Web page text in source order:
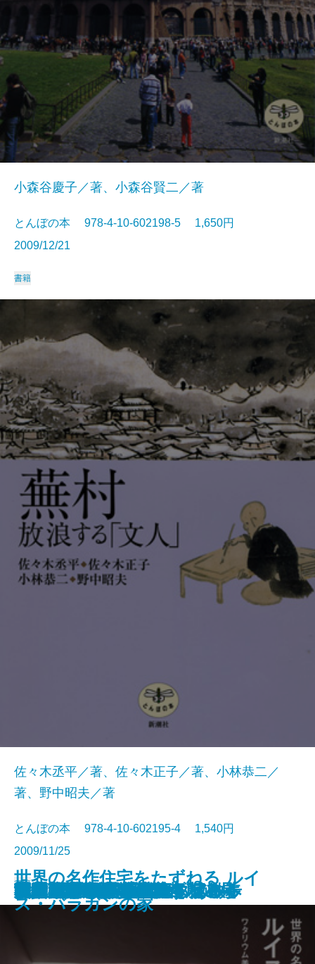
白洲正子 祈りの道
反骨の画家 河鍋暁斎
画家たちの「戦争」
池波正太郎と歩く京都
韓国の美しいもの
神の木―いける・たずねる―
利休入門
カラヴァッジョ巡礼
ローマ古代散歩
小森谷慶子／著、小森谷賢二／著
とんぼの本 978-4-10-602198-5 1,650円
2009/12/21
書籍
蕪村 放浪する「文人」
佐々木丞平／著、佐々木正子／著、小林恭二／
著、野中昭夫／著
とんぼの本 978-4-10-602195-4 1,540円
2009/11/25
書籍
世界の名作住宅をたずねる ルイ
ス・バラガンの家
決定版 一生ものの台所道具
太宰治と旅する津軽
須賀敦子が歩いた道
古伊万里 磁器のパラダイス
荒木経惟 トーキョー・アルキ
沖縄染織王国へ
台北 國立故宮博物院を極める
沖縄 琉球王国ぶらぶらぁ散歩
無頼の画家 曾我蕭白